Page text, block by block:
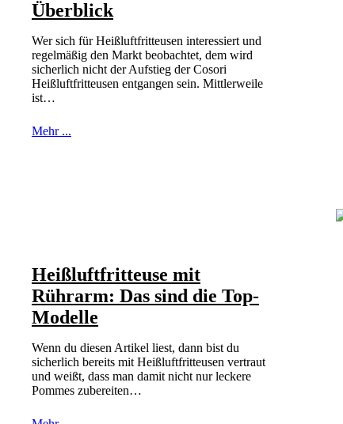
Überblick
Wer sich für Heißluftfritteusen interessiert und
regelmäßig den Markt beobachtet, dem wird
sicherlich nicht der Aufstieg der Cosori
Heißluftfritteusen entgangen sein. Mittlerweile
ist…
Mehr ...
Heißluftfritteuse mit
Rührarm: Das sind die Top-
Modelle
Wenn du diesen Artikel liest, dann bist du
sicherlich bereits mit Heißluftfritteusen vertraut
und weißt, dass man damit nicht nur leckere
Pommes zubereiten…